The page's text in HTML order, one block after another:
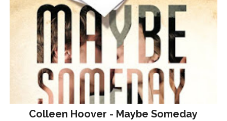
Colleen Hoover - Maybe Someday